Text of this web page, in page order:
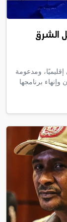
الشرق
ومدعومة
برنامجها